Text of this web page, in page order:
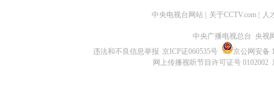
中央电视台网站 关于CCTV.com 人
中央广播电视总台 央视
违法和不良信息举报 京ICP证060535号
京公网安备
网上传播视听节目许可证号 0102002